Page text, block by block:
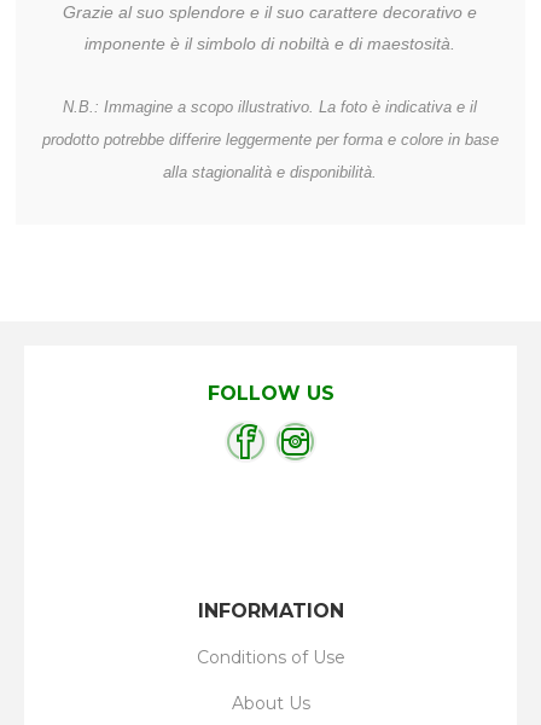
Grazie al suo splendore e il suo carattere decorativo e
imponente è il simbolo di nobiltà e di maestosità.
N.B.: Immagine a scopo illustrativo. La foto è indicativa e il
prodotto potrebbe differire leggermente per forma e colore in base
alla stagionalità e disponibilità.
FOLLOW US
INFORMATION
Conditions of Use
About Us